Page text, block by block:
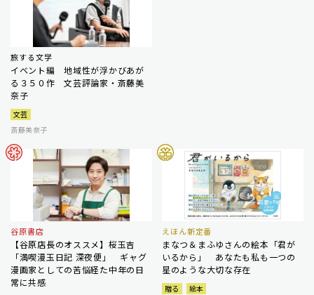
旅する文学
イベント編 地域性が浮かびあが
る３５０作 文芸評論家・斎藤美
奈子
文芸
斎藤美奈子
谷原書店
【谷原店長のオススメ】桜玉吉
「満喫漫玉日記 深夜便」 ギャグ
漫画家としての苦悩経た中年の日
常に共感
えほん新定番
まなつ＆まふゆさんの絵本「君が
いるから」 あなたも私も一つの
星のような大切な存在
贈る
絵本